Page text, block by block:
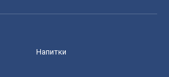
Напитки